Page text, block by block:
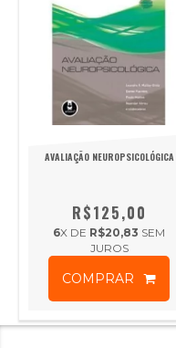
AVALIAÇÃO NEUROPSICOLÓGICA
R$125,00
6X DE R$20,83 SEM
JUROS
COMPRAR